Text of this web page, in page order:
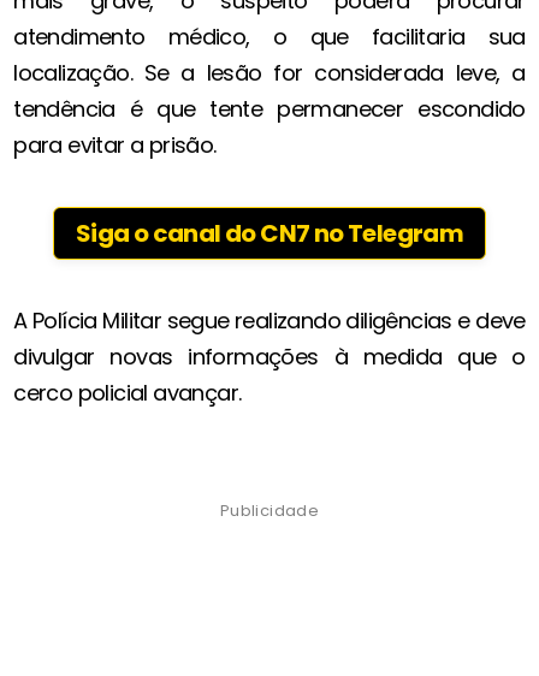
atendimento médico, o que facilitaria sua
localização. Se a lesão for considerada leve, a
tendência é que tente permanecer escondido
para evitar a prisão.
Siga o canal do CN7 no Telegram
A Polícia Militar segue realizando diligências e deve
divulgar novas informações à medida que o
cerco policial avançar.
Publicidade